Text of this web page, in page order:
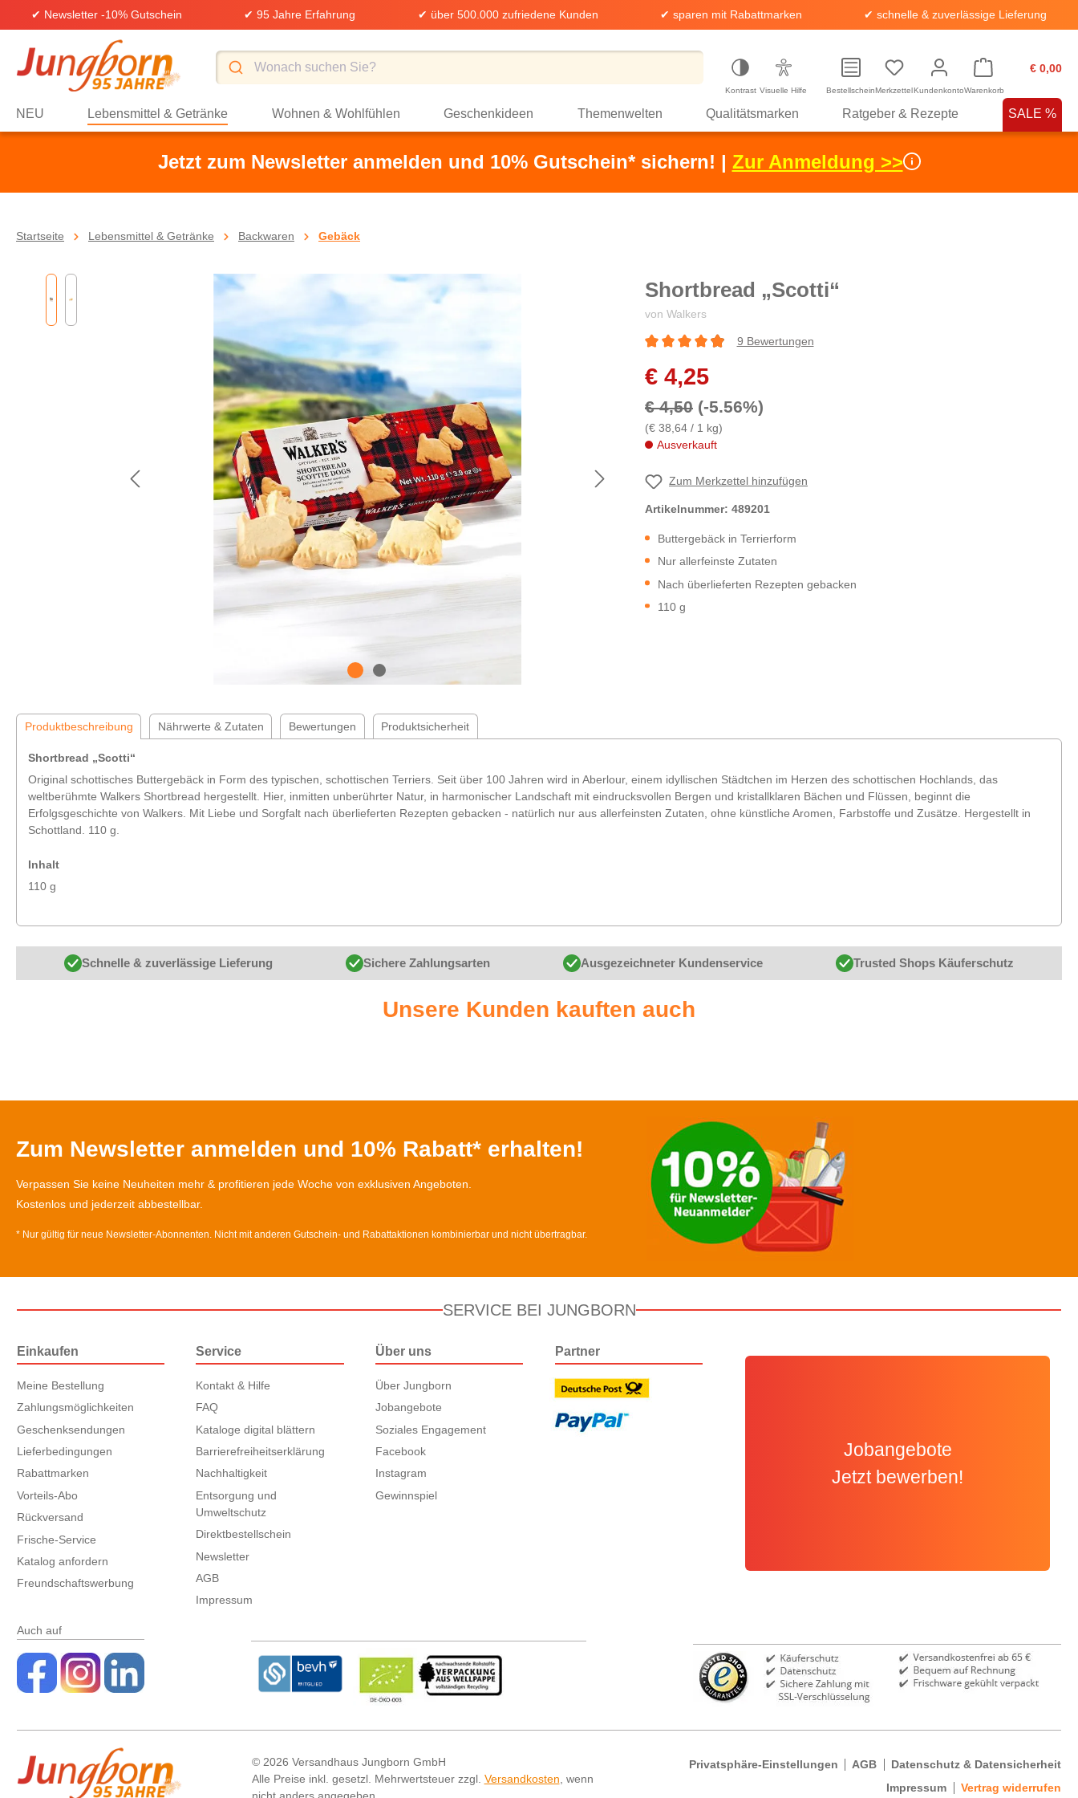
Zur Hauptnavigation springen
✔ Newsletter -10% Gutschein ✔ 95 Jahre Erfahrung ✔ über 500.000 zufriedene Kunden ✔ sparen mit Rabattmarken ✔ schnelle & zuverlässige Lieferung
Kontrast Visuelle Hilfe BestellscheinMerkzettelKundenkonto
€ 0,00
Warenkorb
NEU Lebensmittel & Getränke Wohnen & Wohlfühlen Geschenkideen Themenwelten Qualitätsmarken Ratgeber & Rezepte SALE %
Jetzt zum Newsletter anmelden und 10% Gutschein* sichern! | Zur Anmeldung >>
Startseite Lebensmittel & Getränke Backwaren Gebäck
Bildergalerie überspringen Shortbread „Scotti“
von Walkers
€ 4,25
€ 4,50 (-5.56%)
(€ 38,64 / 1 kg)
9 Bewertungen
Ausverkauft
Zum Merkzettel hinzufügen
Artikelnummer: 489201
Buttergebäck in Terrierform
Nur allerfeinste Zutaten
Nach überlieferten Rezepten gebacken
110 g
Produktbeschreibung Nährwerte & Zutaten Bewertungen Produktsicherheit
Shortbread „Scotti“
Original schottisches Buttergebäck in Form des typischen, schottischen Terriers. Seit über 100 Jahren wird in Aberlour, einem idyllischen Städtchen im Herzen des schottischen Hochlands, das
weltberühmte Walkers Shortbread hergestellt. Hier, inmitten unberührter Natur, in harmonischer Landschaft mit eindrucksvollen Bergen und kristallklaren Bächen und Flüssen, beginnt die
Erfolgsgeschichte von Walkers. Mit Liebe und Sorgfalt nach überlieferten Rezepten gebacken - natürlich nur aus allerfeinsten Zutaten, ohne künstliche Aromen, Farbstoffe und Zusätze. Hergestellt in
Schottland. 110 g.
Inhalt
110 g
Schnelle & zuverlässige Lieferung Sichere Zahlungsarten Ausgezeichneter Kundenservice Trusted Shops Käuferschutz
Unsere Kunden kauften auch
Zum Newsletter anmelden und 10% Rabatt* erhalten!
Verpassen Sie keine Neuheiten mehr & profitieren jede Woche von exklusiven Angeboten.
Kostenlos und jederzeit abbestellbar.
* Nur gültig für neue Newsletter-Abonnenten. Nicht mit anderen Gutschein- und Rabattaktionen kombinierbar und nicht übertragbar.
SERVICE BEI JUNGBORN
Einkaufen
Meine Bestellung
Zahlungsmöglichkeiten
Geschenksendungen
Lieferbedingungen
Rabattmarken
Vorteils-Abo
Rückversand
Frische-Service
Katalog anfordern
Freundschaftswerbung
Service
Kontakt & Hilfe
FAQ
Kataloge digital blättern
Barrierefreiheitserklärung
Nachhaltigkeit
Entsorgung und
Umweltschutz
Direktbestellschein
Newsletter
AGB
Impressum
Über uns
Über Jungborn
Jobangebote
Soziales Engagement
Facebook
Instagram
Gewinnspiel
Partner
Jobangebote
Jetzt bewerben!
Auch auf
©2026 Versandhaus Jungborn GmbH
Alle Preise inkl. gesetzl. Mehrwertsteuer zzgl. Versandkosten, wenn
Privatsphäre-Einstellungen AGB
Datenschutz & Datensicherheit
Impressum
Vertrag widerrufen